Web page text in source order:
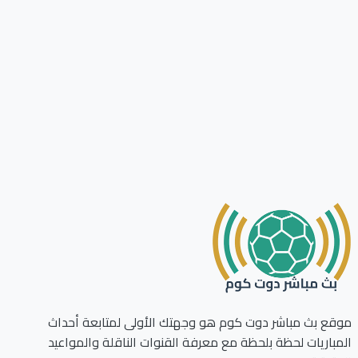
بث مباشر دوت كوم هو وجهتك الأولى لمتابعة أحداث
لحظة بلحظة مع معرفة القنوات الناقلة والمواعيد